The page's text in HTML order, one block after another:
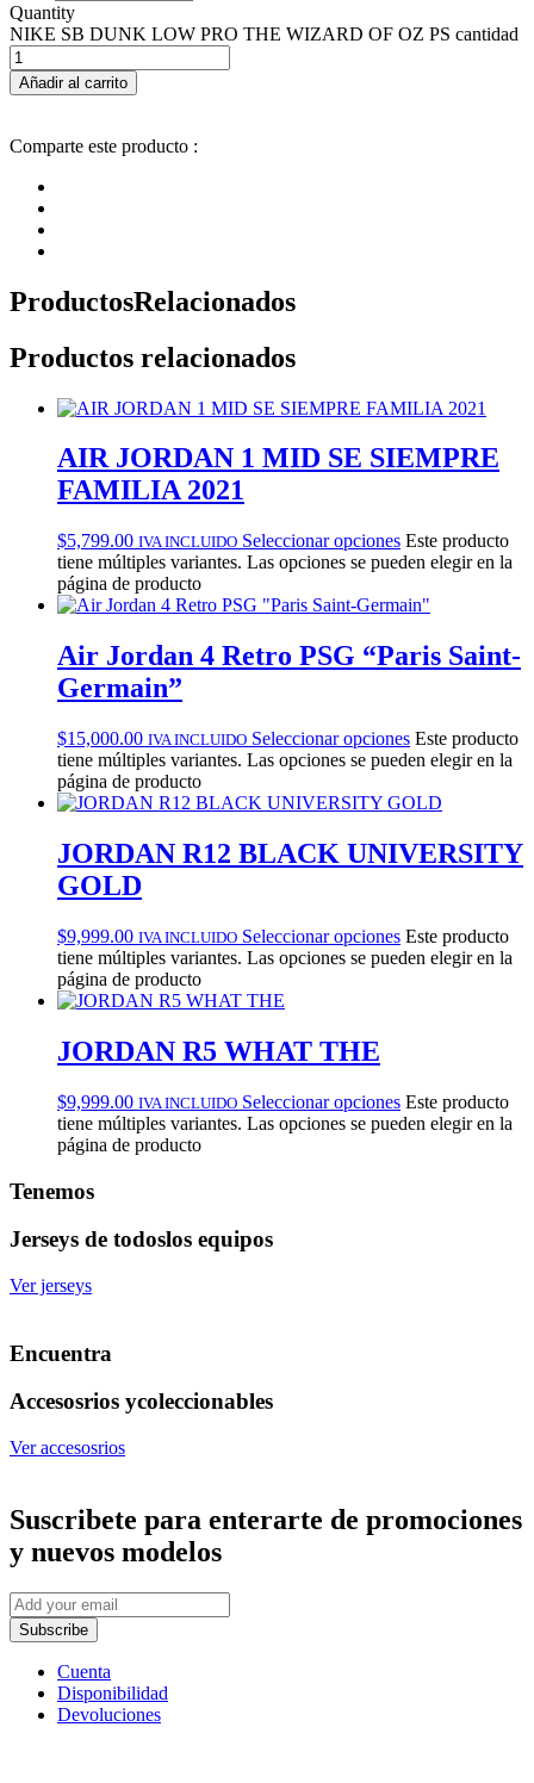
Quantity
NIKE SB DUNK LOW PRO THE WIZARD OF OZ PS cantidad
Añadir al carrito
Comparte este producto :
ProductosRelacionados
Productos relacionados
AIR JORDAN 1 MID SE SIEMPRE
FAMILIA 2021
$5,799.00 IVA INCLUIDO Seleccionar opciones Este producto
tiene múltiples variantes. Las opciones se pueden elegir en la
página de producto
Air Jordan 4 Retro PSG “Paris Saint-
Germain”
$15,000.00 IVA INCLUIDO Seleccionar opciones Este producto
tiene múltiples variantes. Las opciones se pueden elegir en la
página de producto
JORDAN R12 BLACK UNIVERSITY
GOLD
$9,999.00 IVA INCLUIDO Seleccionar opciones Este producto
tiene múltiples variantes. Las opciones se pueden elegir en la
página de producto
JORDAN R5 WHAT THE
$9,999.00 IVA INCLUIDO Seleccionar opciones Este producto
tiene múltiples variantes. Las opciones se pueden elegir en la
página de producto
Tenemos
Jerseys de todoslos equipos
Ver jerseys
Encuentra
Accesosrios ycoleccionables
Ver accesosrios
Suscribete para enterarte de promociones
y nuevos modelos
Subscribe
Cuenta
Disponibilidad
Devoluciones